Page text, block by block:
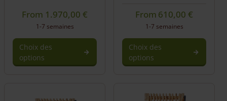
From 1.970,00 €
1-7 semaines
Choix des
options
From 610,00€
1-7 semaines
Choix des
options